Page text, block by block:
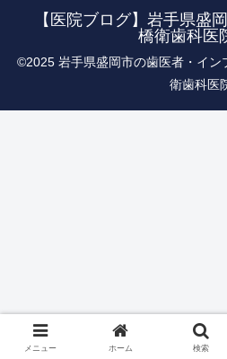
【医院ブログ】岩手県盛
橋衛歯科医
©︎2025 岩手県盛岡市の歯医者・イン
衛歯科医
メニュー ホーム 検索